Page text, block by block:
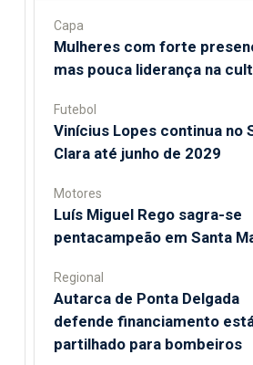
Capa
Mulheres com forte
mas pouca liderança na
Futebol
Vinícius Lopes continua no
Clara até junho de 2029
Motores
Luís Miguel Rego sagra-se
pentacampeão em Santa
Regional
Autarca de Ponta Delgada
defende financiamento
partilhado para bombeiros